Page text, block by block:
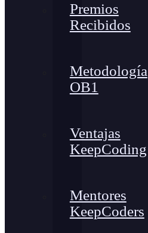
Premios
Recibidos
Metodología
OB1
Ventajas
KeepCoding
Mentores
KeepCoders